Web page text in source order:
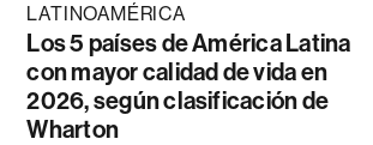
LATINOAMÉRICA
Los 5 países de América Latina
con mayor calidad de vida en
2026, según clasificación de
Wharton